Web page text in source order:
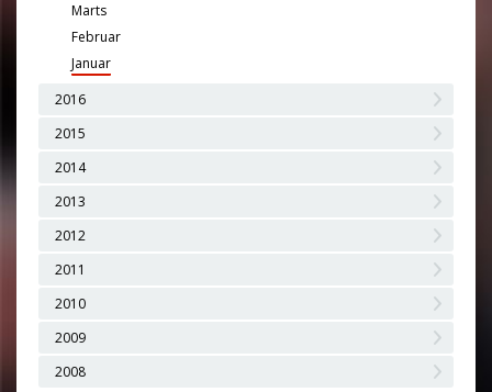
Marts
Februar
Januar
2016
2015
2014
2013
2012
2011
2010
2009
2008